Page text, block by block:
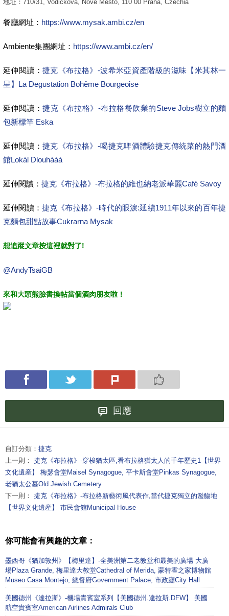
地址：710/31, Vodičkova, Nové Město, 110 00 Praha, Czechia
餐廳網址： https://www.mysak.ambi.cz/en
Ambiente集團網址： https://www.ambi.cz/en/
延伸閱讀： 捷克《布拉格》-波希米亞資產階級的滋味【米其林一
星】La Degustation Bohême Bourgeoise
延伸閱讀：捷克《布拉格》-布拉格餐飲業的Steve Jobs樹立的麵
包新標竿 Eska
延伸閱讀： 捷克《布拉格》-喝捷克啤酒體驗捷克傳統菜的熱門酒
館Lokál Dlouhááá
延伸閱讀： 捷克《布拉格》-布拉格的維也納老派華麗Café Savoy
延伸閱讀： 捷克《布拉格》-時代的眼淚:延續1911年以來的百年捷
克麵包甜點故事Cukrarna Mysak
想追蹤文章按這裡就對了!
@AndyTsaiGB
來和大頭熊臉書換帖當個酒肉朋友啦！
回應
自訂分類： 捷克
上一則： 捷克《布拉格》-穿梭猶太區,看布拉格猶太人的千年歷史1【世界
文化遺産】 梅瑟會堂Maisel Synagogue, 平卡斯會堂Pinkas Synagogue,
老猶太公墓Old Jewish Cemetery
下一則： 捷克《布拉格》-布拉格新藝術風代表作,當代捷克獨立的濫觴地
【世界文化遺産】 市民會館Municipal House
你可能會有興趣的文章：
墨西哥《猶加敦州》【梅里達】-全美洲第二老教堂和最美的廣場 大廣
場Plaza Grande, 梅里達大教堂Cathedral of Merida, 蒙特霍之家博物館
Museo Casa Montejo, 總督府Government Palace, 市政廳City Hall
美國德州《達拉斯》-機場貴賓室系列【美國德州.達拉斯.DFW】 美國
航空貴賓室American Airlines Admirals Club